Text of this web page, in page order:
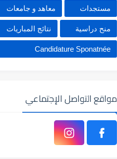
مستجدات معاهد و جامعات
منح دراسية نتائج المباريات
Candidature Sponatnée
مواقع التواصل الإجتماعي